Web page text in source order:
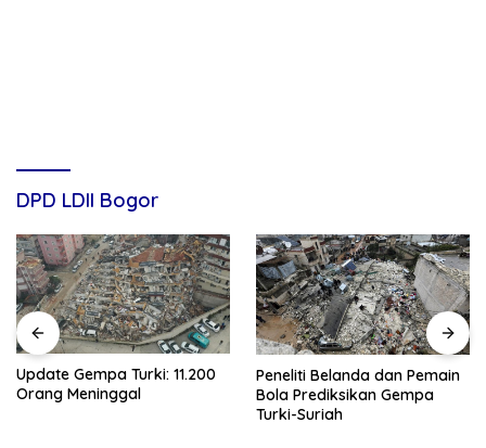
DPD LDII Bogor
Update Gempa Turki: 11.200
Orang Meninggal
Peneliti Belanda dan Pemain
Bola Prediksikan Gempa
Turki-Suriah